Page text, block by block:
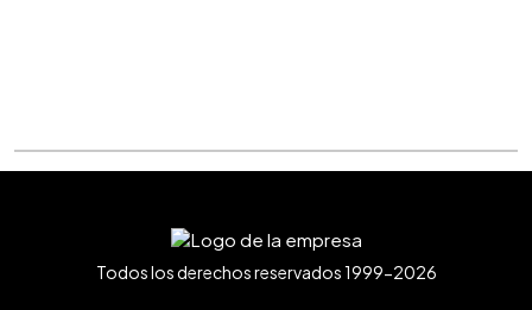
Todos los derechos reservados 1999-2026